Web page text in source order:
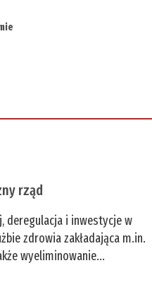
rząd
deregulacja i inwestycje w
zdrowia zakładająca m.in.
wyeliminowanie...